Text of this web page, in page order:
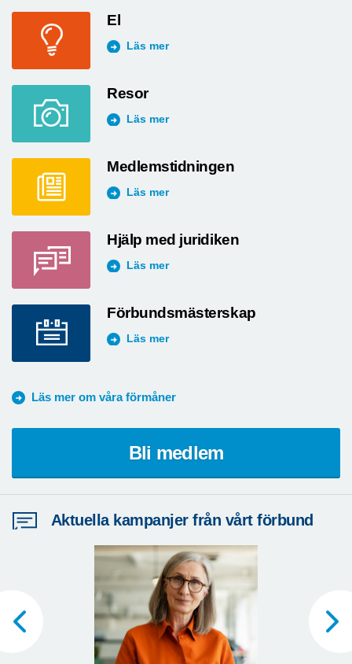
El
Läs mer
Resor
Läs mer
Medlemstidningen
Läs mer
Hjälp med juridiken
Läs mer
Förbundsmästerskap
Läs mer
Läs mer om våra förmåner
Bli medlem
Aktuella kampanjer från vårt förbund